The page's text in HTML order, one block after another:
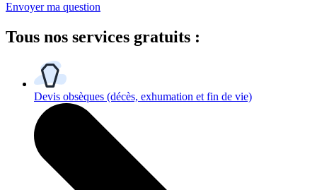
Envoyer ma question
Tous nos services gratuits :
Devis obsèques (décès, exhumation et fin de vie)